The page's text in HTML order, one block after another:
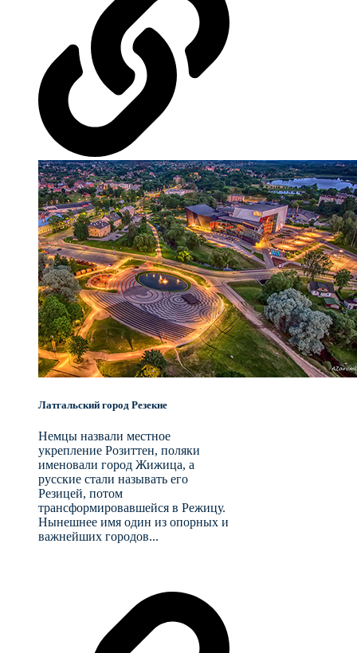
Латгальский город Резекне
Немцы назвали местное
укрепление Розиттен, поляки
именовали город Жижица, а
русские стали называть его
Резицей, потом
трансформировавшейся в Режицу.
Нынешнее имя один из опорных и
важнейших городов...